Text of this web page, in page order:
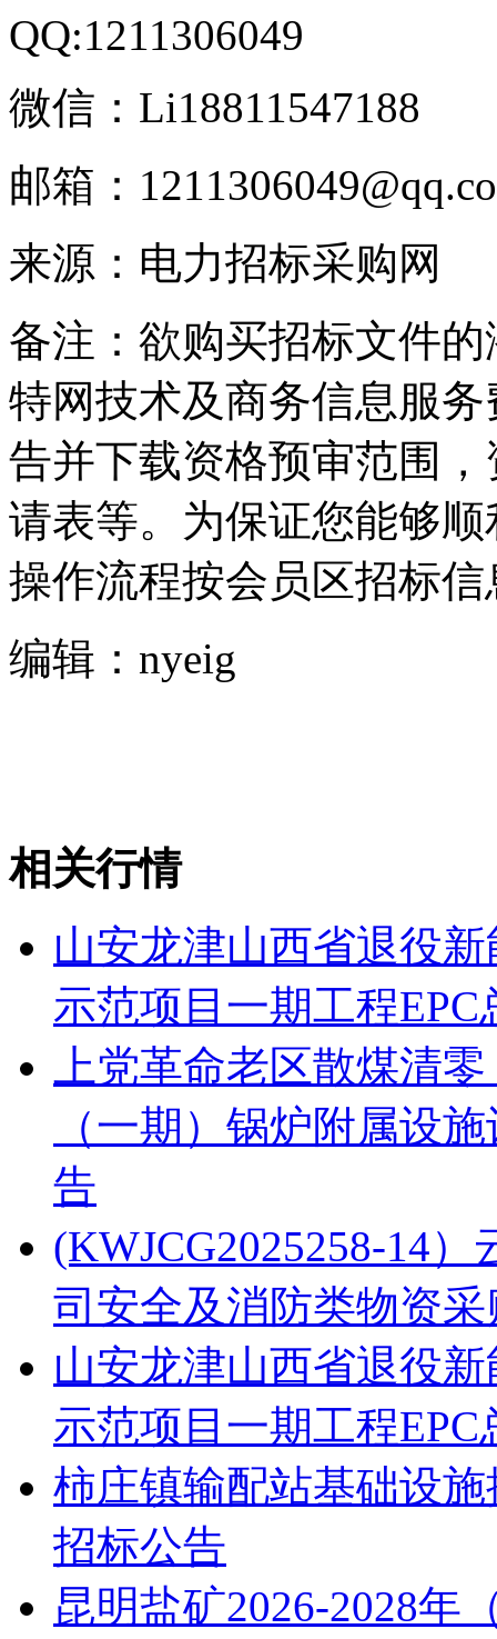
QQ:1211306049
微信：Li18811547188
邮箱：
来源：电力招标采购网
备注：欲购买招标文件
特网技术及商务信息服
告并下载资格预审范围
请表等。为保证您能够
操作流程按会员区招标
编辑：nyeig
相关行情
山安龙津山西省退役
示范项目一期工程
上党革命老区散煤清
（一期）锅炉附属设
告
(KWJCG2025258-14
司安全及消防类物资
山安龙津山西省退役
示范项目一期工程
柿庄镇输配站基础设
招标公告
昆明盐矿2026-2028年